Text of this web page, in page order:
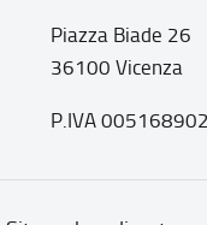
Piazza Biade 26
36100 Vicenza
P.IVA